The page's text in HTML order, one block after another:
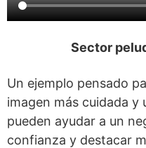
Sector
Un ejemplo pensado
imagen más cuidada y
pueden ayudar a un
confianza y destacar